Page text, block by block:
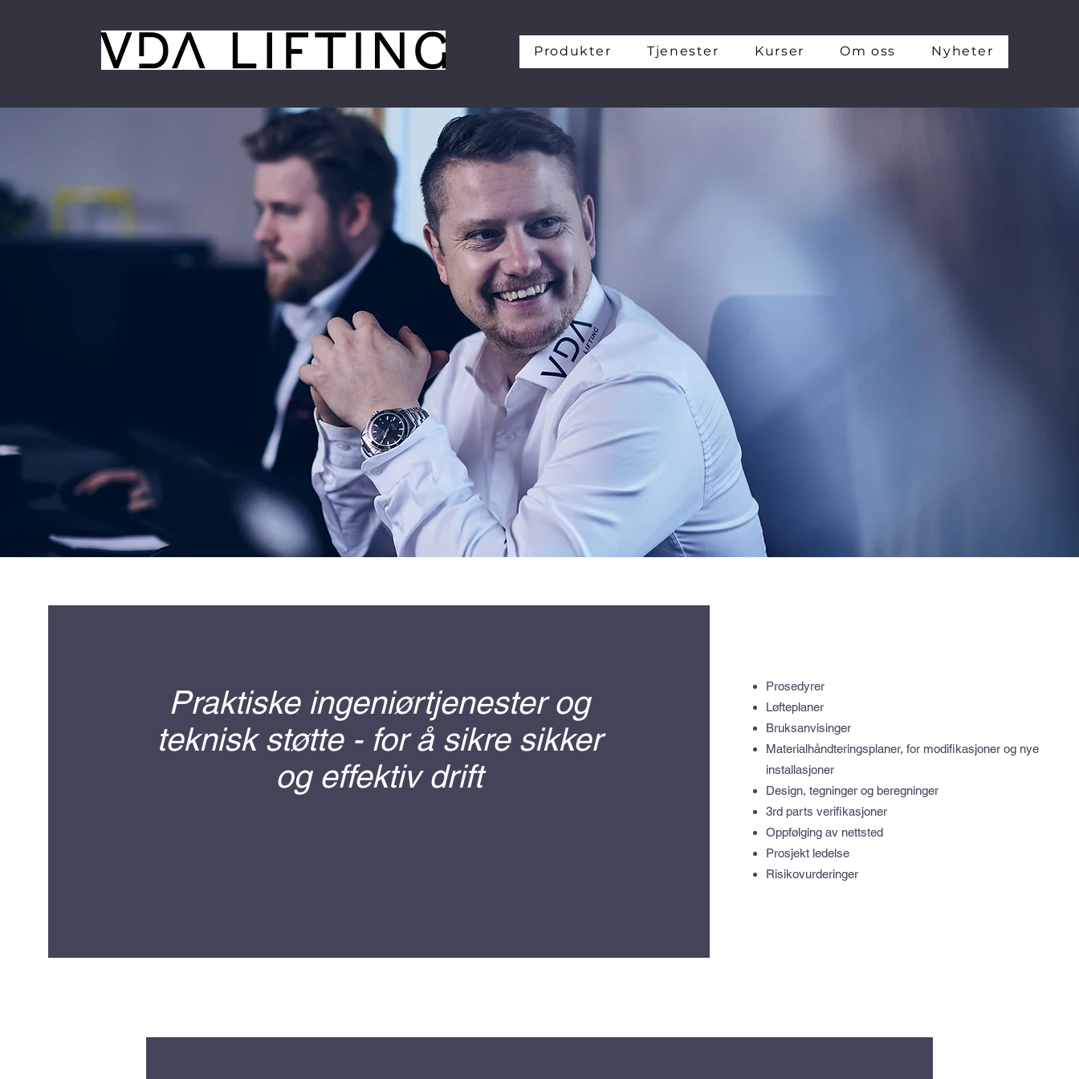
Produkter Tjenester Kurser Om oss Nyheter
Praktiske ingeniørtjenester og
teknisk støtte - for å sikre sikker
og effektiv drift
Prosedyrer
Løfteplaner
Bruksanvisinger
Materialhåndteringsplaner, for modifikasjoner og nye
installasjoner
Design, tegninger og beregninger
3rd parts verifikasjoner
Oppfølging av nettsted
Prosjekt ledelse
Risikovurderinger